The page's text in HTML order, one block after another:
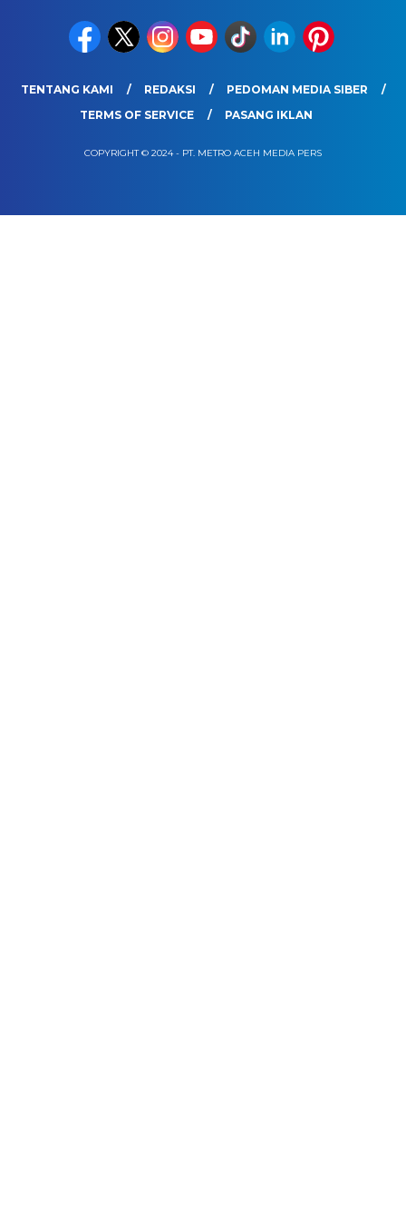
TENTANG KAMI REDAKSI
PEDOMAN MEDIA SIBER
TERMS OF SERVICE
PASANG IKLAN
COPYRIGHT © 2024 - PT. METRO ACEH MEDIA PERS